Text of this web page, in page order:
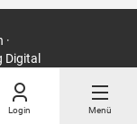
Login Menü
Digital